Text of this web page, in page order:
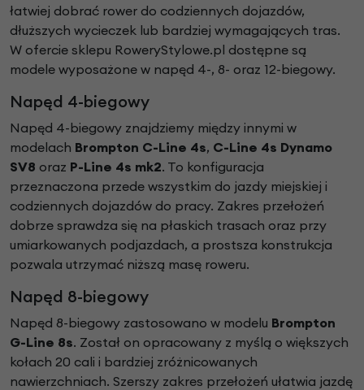
łatwiej dobrać rower do codziennych dojazdów,
dłuższych wycieczek lub bardziej wymagających tras.
W ofercie sklepu RoweryStylowe.pl dostępne są
modele wyposażone w napęd 4-, 8- oraz 12-biegowy.
Napęd 4-biegowy
Napęd 4-biegowy znajdziemy między innymi w
modelach Brompton C-Line 4s, C-Line 4s Dynamo
SV8 oraz P-Line 4s mk2. To konfiguracja
przeznaczona przede wszystkim do jazdy miejskiej i
codziennych dojazdów do pracy. Zakres przełożeń
dobrze sprawdza się na płaskich trasach oraz przy
umiarkowanych podjazdach, a prostsza konstrukcja
pozwala utrzymać niższą masę roweru.
Napęd 8-biegowy
Napęd 8-biegowy zastosowano w modelu Brompton
G-Line 8s. Został on opracowany z myślą o większych
kołach 20 cali i bardziej zróżnicowanych
nawierzchniach. Szerszy zakres przełożeń ułatwia jazdę